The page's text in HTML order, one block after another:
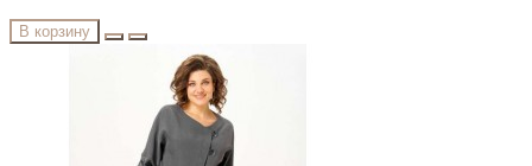
В корзину